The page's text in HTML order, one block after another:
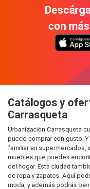
con
Catálogos y
Carrasqueta
Urbanización Carrasqueta
puede comprar con gusto.
familiar en supermercados,
muebles que puedes
del hogar. Esta ciudad
de ropa y zapatos. Aquí
moda, y además podrás